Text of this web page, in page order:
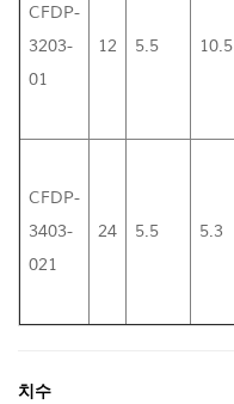
CFDP-
3203-
01
12 5.5 10.5
CFDP-
3403-
021
24 5.5 5.3
치수